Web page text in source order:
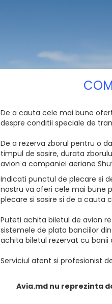
De a cauta cele mai bune
despre conditii speciale de
De a rezerva zborul pentru o
timpul de sosire, durata
avion a companiei aeriane
Indicati punctul de plecare si
nostru va oferi cele mai bune
plecare si sosire si de a cauta
Puteti achita biletul de avion
sistemele de plata banciilor
achita biletul rezervat cu banii
Serviciul atent si profesionist
Avia.md nu reprezinta